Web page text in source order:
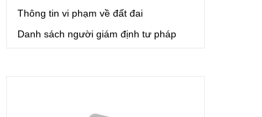
Thông tin vi phạm về đất đai
Danh sách người giám định tư pháp